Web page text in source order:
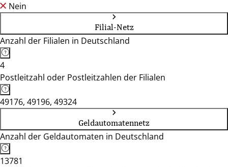
Nein
Filial-Netz
Anzahl der Filialen in Deutschland
4
Postleitzahl oder Postleitzahlen der Filialen
49176, 49196, 49324
Geldautomatennetz
Anzahl der Geldautomaten in Deutschland
13781